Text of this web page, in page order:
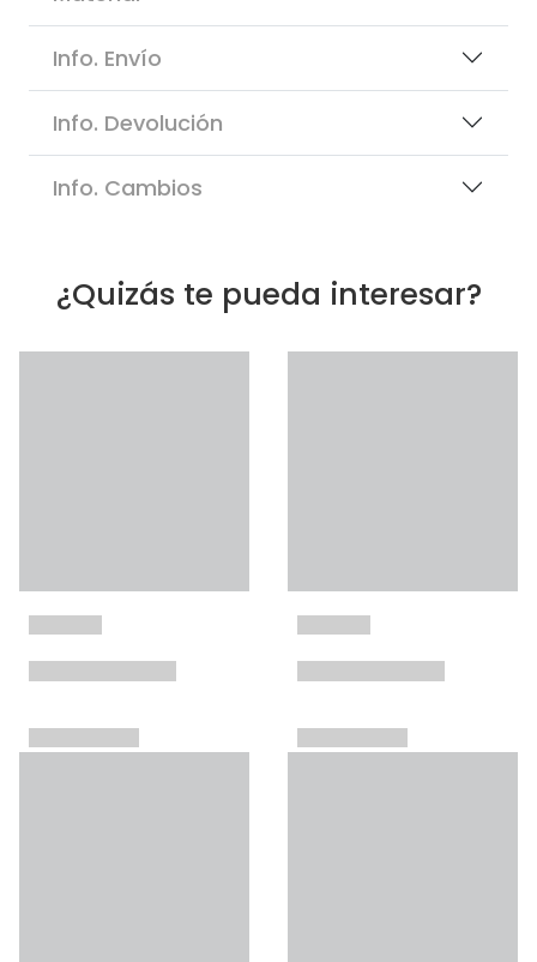
Info. Envío
Info. Devolución
Info. Cambios
¿Quizás te pueda interesar?